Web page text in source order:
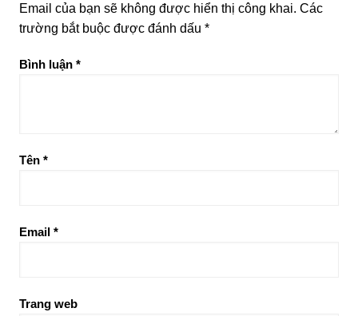
Email của bạn sẽ không được hiển thị công khai. Các
trường bắt buộc được đánh dấu *
Bình luận *
Tên *
Email *
Trang web